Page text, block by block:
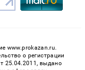
www.prokazan.ru.
о регистрации
25.04.2011, выдано